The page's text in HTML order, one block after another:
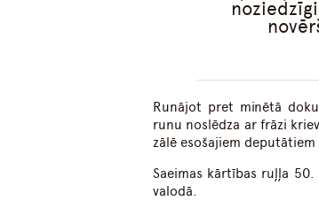
Runājot pret minētā
runu noslēdza ar frāzi
zālē esošajiem
Saeimas kārtības ruļļa
valodā.